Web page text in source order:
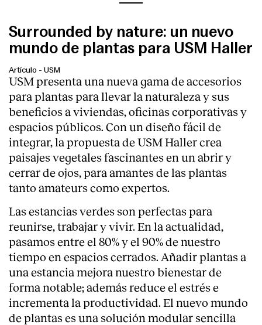
Surrounded by nature: un nuevo
mundo de plantas para USM Haller
Artículo - USM
USM presenta una nueva gama de accesorios
para plantas para llevar la naturaleza y sus
beneficios a viviendas, oficinas corporativas y
espacios públicos. Con un diseño fácil de
integrar, la propuesta de USM Haller crea
paisajes vegetales fascinantes en un abrir y
cerrar de ojos, para amantes de las plantas
tanto amateurs como expertos.
Las estancias verdes son perfectas para
reunirse, trabajar y vivir. En la actualidad,
pasamos entre el 80% y el 90% de nuestro
tiempo en espacios cerrados. Añadir plantas a
una estancia mejora nuestro bienestar de
forma notable; además reduce el estrés e
incrementa la productividad. El nuevo mundo
de plantas es una solución modular sencilla